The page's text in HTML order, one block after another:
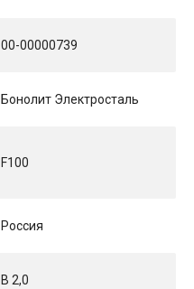
00-00000739
Бонолит Электросталь
F100
Россия
B 2,0